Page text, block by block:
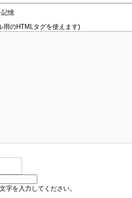
記憶
用のHTMLタグを使えます)
字を入力してください。